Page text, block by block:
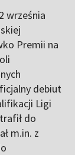
września
Premii na
debiut
Ligi
do
m.in. z